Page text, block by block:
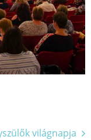
világnapja